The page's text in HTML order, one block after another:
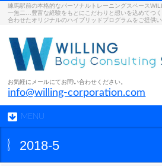
練馬駅前の本格的なパーソナルトレーニングスペース
一無二…豊富な経験をもとにこだわりと想いを込めてつ
合わせたオリジナルのハイブリッドプログラムをご提供い
お気軽にメールにてお問い合わせください。
info@willing-corporation.com
MENU
2018-5